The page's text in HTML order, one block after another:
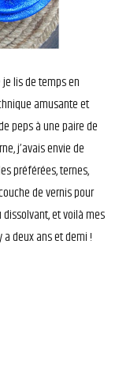
lis de temps en
amusante et
peps à une paire de
j’avais envie de
préférées, ternes,
de vernis pour
et voilà mes
a deux ans et demi !